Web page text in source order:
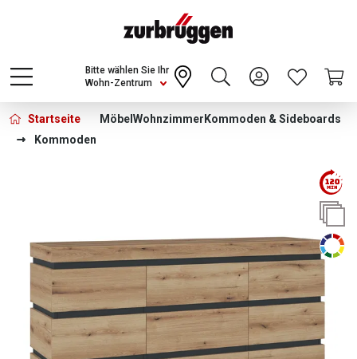
Choose a different country or region to see
content for your location and shop online
CONTINUE
Wohn-Zentrum
Bitte wählen Sie Ihr
Startseite Möbel Wohnzimmer Kommoden & Sideboards
Kommoden